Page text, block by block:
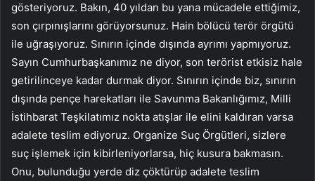
gösteriyoruz. Bakın, 40 yıldan bu yana mücadele ettiğimiz,
son çırpınışlarını görüyorsunuz. Hain bölücü terör örgütü
ile uğraşıyoruz. Sınırın içinde dışında ayrımı yapmıyoruz.
Sayın Cumhurbaşkanımız ne diyor, son terörist etkisiz hale
getirilinceye kadar durmak diyor. Sınırın içinde biz, sınırın
dışında pençe harekatları ile Savunma Bakanlığımız, Milli
İstihbarat Teşkilatımız nokta atışlar ile elini kaldıran varsa
adalete teslim ediyoruz. Organize Suç Örgütleri, sizlere
suç işlemek için kibirleniyorlarsa, hiç kusura bakmasın.
Onu, bulunduğu yerde diz çöktürüp adalete teslim